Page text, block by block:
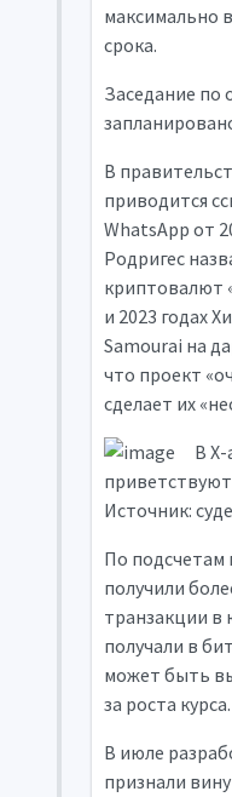
максимально
срока.
Заседание по
В
приводится
WhatsApp от
Родригес
криптовалют
и 2023 годах
Samourai на
что проект
сделает их
В
приветствуют
Источник:
По подсчетам
получили
транзакции в
получали в
может быть
за роста курса.
В июле
признали